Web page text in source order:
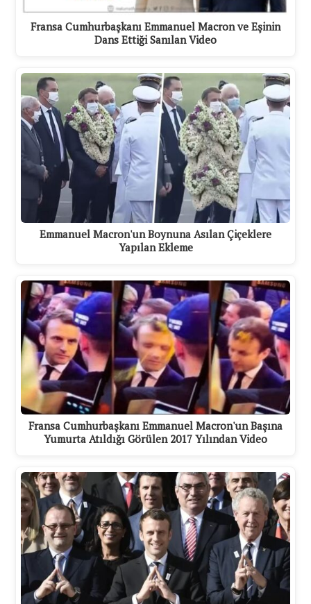
Fransa Cumhurbaşkanı Emmanuel Macron ve Eşinin
Dans Ettiği Sanılan Video
Emmanuel Macron'un Boynuna Asılan Çiçeklere
Yapılan Ekleme
Fransa Cumhurbaşkanı Emmanuel Macron'un Başına
Yumurta Atıldığı Görülen 2017 Yılından Video